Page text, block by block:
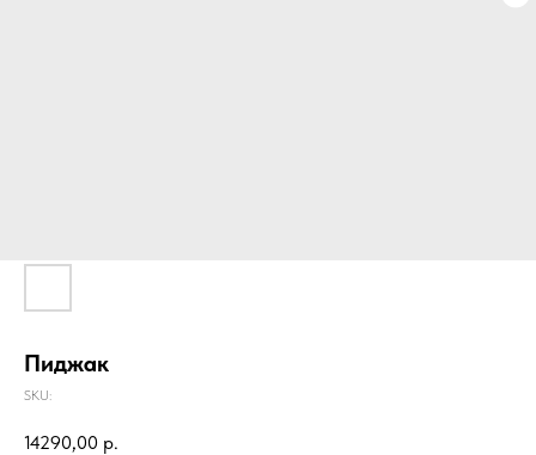
Пиджак
SKU:
14290,00 р.